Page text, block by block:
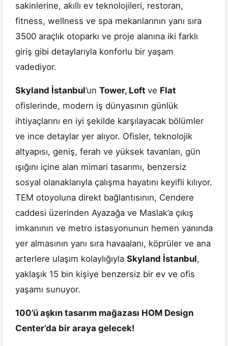
sakinlerine, akıllı ev teknolojileri, restoran,
fitness, wellness ve spa mekanlarının yanı sıra
3500 araçlık otoparkı ve proje alanına iki farklı
giriş gibi detaylarıyla konforlu bir yaşam
vadediyor.
Skyland İstanbul’un Tower, Loft ve Flat
ofislerinde, modern iş dünyasının günlük
ihtiyaçlarını en iyi şekilde karşılayacak bölümler
ve ince detaylar yer alıyor. Ofisler, teknolojik
altyapısı, geniş, ferah ve yüksek tavanları, gün
ışığını içine alan mimari tasarımı, benzersiz
sosyal olanaklarıyla çalışma hayatını keyifli kılıyor.
TEM otoyoluna direkt bağlantısının, Cendere
caddesi üzerinden Ayazağa ve Maslak’a çıkış
imkanının ve metro istasyonunun hemen yanında
yer almasının yanı sıra havaalanı, köprüler ve ana
arterlere ulaşım kolaylığıyla Skyland İstanbul,
yaklaşık 15 bin kişiye benzersiz bir ev ve ofis
yaşamı sunuyor.
100’ü aşkın tasarım mağazası HOM Design
Center’da bir araya gelecek!